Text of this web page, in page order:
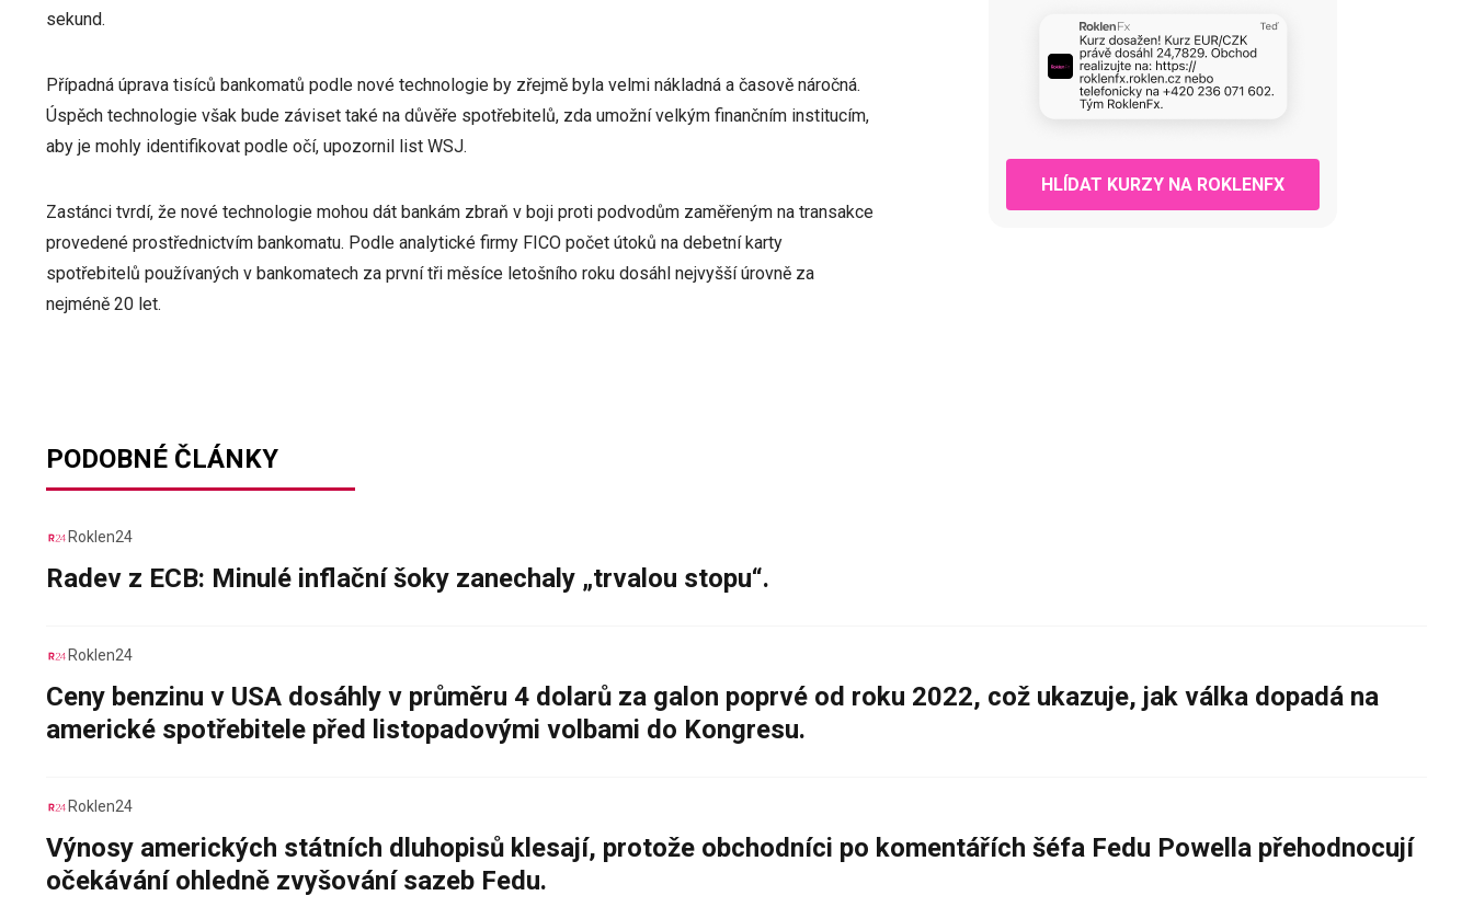
sekund.
Případná úprava tisíců bankomatů podle nové technologie by zřejmě byla velmi nákladná a časově náročná.
Úspěch technologie však bude záviset také na důvěře spotřebitelů, zda umožní velkým finančním institucím,
aby je mohly identifikovat podle očí, upozornil list WSJ.
Zastánci tvrdí, že nové technologie mohou dát bankám zbraň v boji proti podvodům zaměřeným na transakce
provedené prostřednictvím bankomatu. Podle analytické firmy FICO počet útoků na debetní karty
spotřebitelů používaných v bankomatech za první tři měsíce letošního roku dosáhl nejvyšší úrovně za
nejméně 20 let.
HLÍDAT KURZY NA ROKLENFX
PODOBNÉ ČLÁNKY
Roklen24
Radev z ECB: Minulé inflační šoky zanechaly „trvalou stopu“.
Roklen24
Ceny benzinu v USA dosáhly v průměru 4 dolarů za galon poprvé od roku 2022, což ukazuje, jak válka dopadá na
americké spotřebitele před listopadovými volbami do Kongresu.
Roklen24
Výnosy amerických státních dluhopisů klesají, protože obchodníci po komentářích šéfa Fedu Powella přehodnocují
očekávání ohledně zvyšování sazeb Fedu.